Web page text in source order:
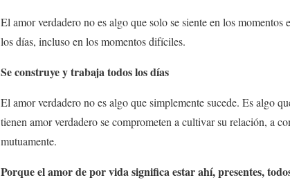
El amor verdadero no es algo que solo se siente en los
los días, incluso en los momentos difíciles.
Se construye y trabaja todos los días
El amor verdadero no es algo que simplemente sucede. Es algo
tienen amor verdadero se comprometen a cultivar su relación, a
mutuamente.
Porque el amor de por vida significa estar ahí, presentes,